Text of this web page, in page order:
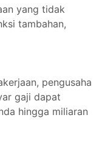
yang tidak
tambahan,
pengusaha
gaji dapat
hingga miliaran